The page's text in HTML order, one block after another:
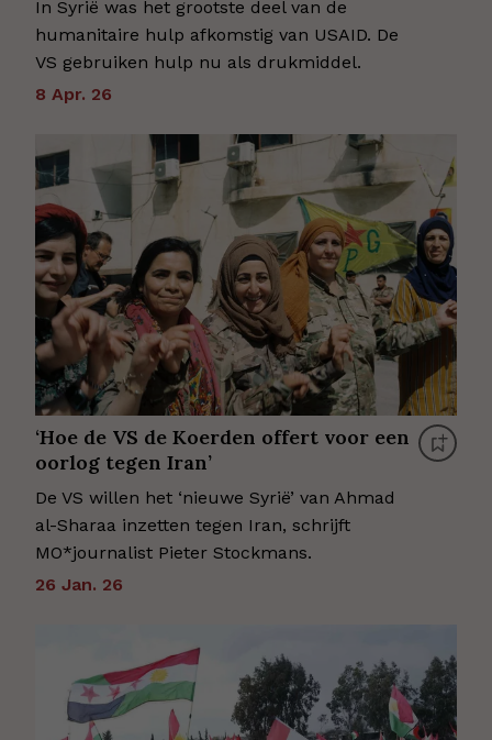
In Syrië was het grootste deel van de
humanitaire hulp afkomstig van USAID. De
VS gebruiken hulp nu als drukmiddel.
8 Apr. 26
‘Hoe de VS de Koerden offert voor een
oorlog tegen Iran’
De VS willen het ‘nieuwe Syrië’ van Ahmad
al-Sharaa inzetten tegen Iran, schrijft
MO*journalist Pieter Stockmans.
26 Jan. 26